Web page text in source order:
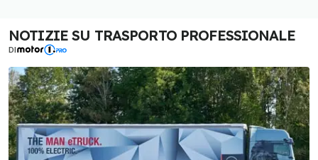
NOTIZIE SU TRASPORTO PROFESSIONALE
DI